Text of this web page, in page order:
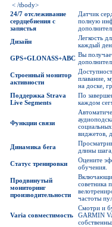
< /tbody>
24/7 отслеживание
сердцебиения с
запястья
Датчик
полную
Дизайн
Легкость
каждый
GPS+GLONASS+ABC Вы
Строенный монитор
активности
плавание,
на доске,
Поддержка Strava
Live Segments
По
каждом
Функции связи
виджетов,
Динамика бега
длины
Статус тренировки
Оцените
обучения.
Продвинутый
мониторинг
производительности
советника
частоты
Varia совместимость
Смотри и
GARMIN